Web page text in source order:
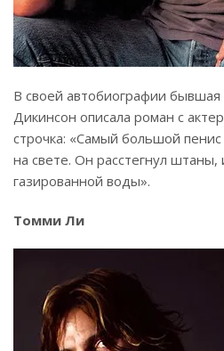
В своей автобиографии
Дикинсон описала роман с
строчка: «Самый большой
на свете. Он расстегнул штаны,
газированной воды».
Томми Ли